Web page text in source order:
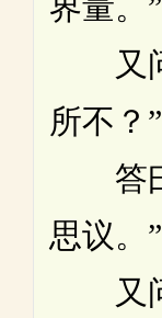
又问
所不？”
答曰
思议。”
又问